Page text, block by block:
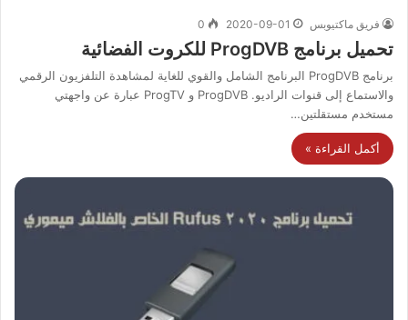
فريق ماكتيوبس 2020-09-01
0
تحميل برنامج ProgDVB للكروت الفضائية
برنامج ProgDVB البرنامج الشامل والقوي للغاية لمشاهدة التلفزيون الرقمي
والاستماع إلى قنوات الراديو. ProgDVB و ProgTV عبارة عن واجهتي
مستخدم مستقلتين…
أكمل القراءة »